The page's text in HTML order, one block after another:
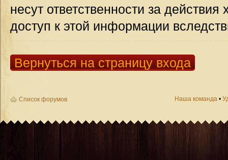
несут ответственности за
доступ к этой информации
Вернуться на страницу входа
Список форумов Наша команда •